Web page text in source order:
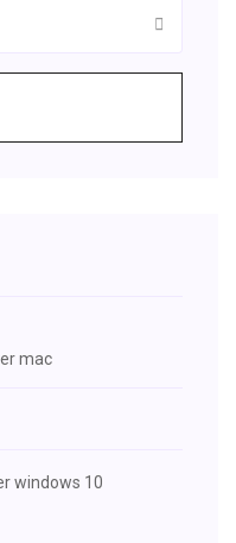
mac
windows 10